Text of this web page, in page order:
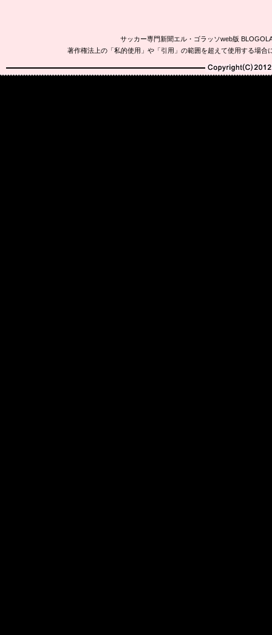
サッカー専門新聞エル・ゴラッソweb版
著作権法上の「私的使用」や「引用」の範囲を超えて使用する場
Copyright(C)2010-